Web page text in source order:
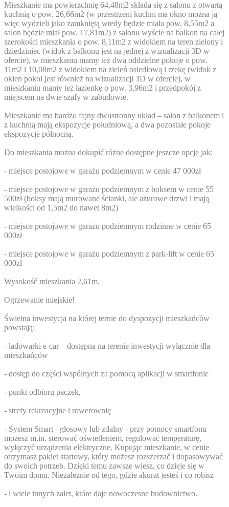
Mieszkanie ma powierzchnię 64,48m2 składa się z salonu z otwartą
kuchnią o pow. 26,66m2 (w przestrzeni kuchni ma okno można ją
więc wydzieli jako zamkniętą wtedy będzie miała pow. 8,55m2 a
salon będzie miał pow. 17,81m2) z salonu wyście na balkon na całej
szerokości mieszkania o pow. 8,11m2 z widokiem na teren zielony i
dziedziniec (widok z balkonu jest na jednej z wizualizacji 3D w
ofercie), w mieszkaniu mamy też dwa oddzielne pokoje o pow.
11m2 i 10,08m2 z widokiem na zieleń osiedlową i rzekę (widok z
okien pokoi jest również na wizualizacji 3D w ofercie), w
mieszkaniu mamy też łazienkę o pow. 3,96m2 i przedpokój z
miejscem na dwie szafy w zabudowie.
Mieszkanie ma bardzo fajny dwustronny układ – salon z balkonem i
z kuchnią mają ekspozycje południową, a dwa pozostałe pokoje
ekspozycje północną.
Do mieszkania można dokupić różne dostępne jeszcze opcje jak:
- miejsce postojowe w garażu podziemnym w cenie 47 000zł
- miejsce postojowe w garażu podziemnym z boksem w cenie 55
500zł (boksy mają murowane ścianki, ale ażurowe drzwi i mają
wielkości od 1,5m2 do nawet 8m2)
- miejsce postojowe w garażu podziemnym rodzinne w cenie 65
000zł
- miejsce postojowe w garażu podziemnym z park-lift w cenie 65
000zł
Wysokość mieszkania 2,61m.
Ogrzewanie miejskie!
Świetna inwestycja na której ternie do dyspozycji mieszkańców
powstają:
- ładowarki e-car – dostępna na terenie inwestycji wyłącznie dla
mieszkańców
- dostęp do części wspólnych za pomocą aplikacji w smartfonie
- punkt odbioru paczek,
- strefy rekreacyjne i rowerownię
- System Smart - głosowy lub zdalny - przy pomocy smartfonu
możesz m.in. sterować oświetleniem, regulować temperaturę,
wyłączyć urządzenia elektryczne. Kupując mieszkanie, w cenie
otrzymasz pakiet startowy, który możesz rozszerzać i dopasowywać
do swoich potrzeb. Dzięki temu zawsze wiesz, co dzieje się w
Twoim domu. Niezależnie od tego, gdzie akurat jesteś i co robisz
- i wiele innych zalet, które daje nowoczesne budownictwo.